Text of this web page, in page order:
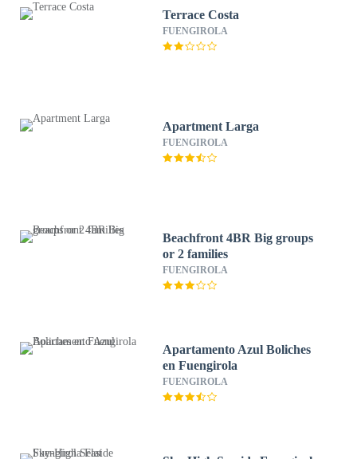
Terrace Costa
FUENGIROLA
Apartment Larga
FUENGIROLA
Beachfront 4BR Big groups
or 2 families
FUENGIROLA
Apartamento Azul Boliches
en Fuengirola
FUENGIROLA